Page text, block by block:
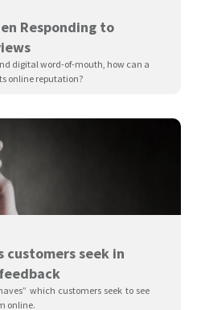
Responding to
digital word-of-mouth, how can a
online reputation?
customers seek in
which customers seek to see
online.